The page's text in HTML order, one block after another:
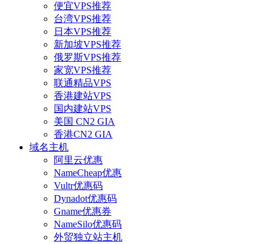
便宜VPS推荐
台湾VPS推荐
日本VPS推荐
新加坡VPS推荐
俄罗斯VPS推荐
家宽VPS推荐
联通精品VPS
香港建站VPS
国内建站VPS
美国 CN2 GIA
香港CN2 GIA
域名主机
阿里云优惠
NameCheap优惠
Vultr优惠码
Dynadot优惠码
Gname优惠券
NameSilo优惠码
外贸独立站主机